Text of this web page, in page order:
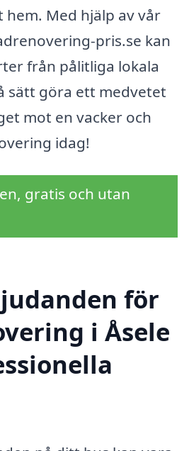
Med hjälp av vår
pris.se kan
från pålitliga lokala
sätt göra ett medvetet
mot en vacker och
idag!
gratis och utan
för
i Åsele